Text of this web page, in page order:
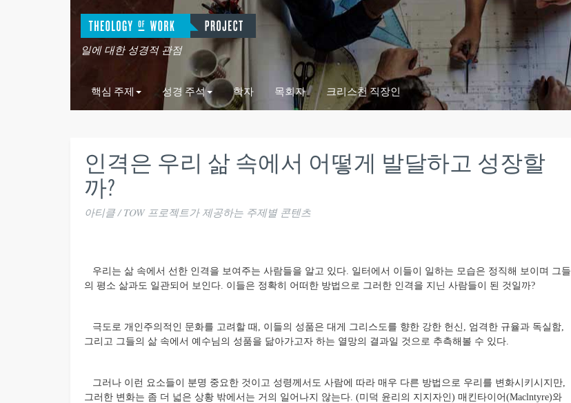
일에 대한 성경적 관점
핵심 주제 성경 주석 학자 목회자 크리스천 직장인
인격은 우리 삶 속에서 어떻게 발달하고 성장할
까?
아티클 / TOW 프로젝트가 제공하는 주제별 콘텐츠
우리는 삶 속에서 선한 인격을 보여주는 사람들을 알고 있다. 일터에서 이들이 일하는 모습은 정직해 보이며 그들
의 평소 삶과도 일관되어 보인다. 이들은 정확히 어떠한 방법으로 그러한 인격을 지닌 사람들이 된 것일까?
극도로 개인주의적인 문화를 고려할 때, 이들의 성품은 대게 그리스도를 향한 강한 헌신, 엄격한 규율과 독실함,
그리고 그들의 삶 속에서 예수님의 성품을 닮아가고자 하는 열망의 결과일 것으로 추측해볼 수 있다.
그러나 이런 요소들이 분명 중요한 것이고 성령께서도 사람에 따라 매우 다른 방법으로 우리를 변화시키시지만,
그러한 변화는 좀 더 넓은 상황 밖에서는 거의 일어나지 않는다. (미덕 윤리의 지지자인) 매킨타이어(Maclntyre)와